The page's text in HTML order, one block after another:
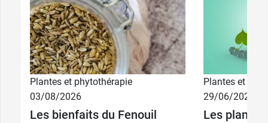
Plantes et phytothérapie
03/08/2026
Les bienfaits du Fenouil
Plantes et
29/06/2026
Les